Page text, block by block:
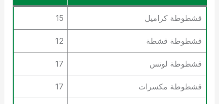
قشطوطة كراميل 15
قشطوطة قشطة 12
قشطوطة لوتس 17
قشطوطة مكسرات 17